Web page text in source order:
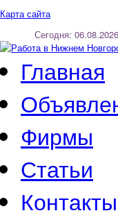
Карта сайта
Сегодня: 06.08.2026
Главная
Фирмы
Статьи
Контакты